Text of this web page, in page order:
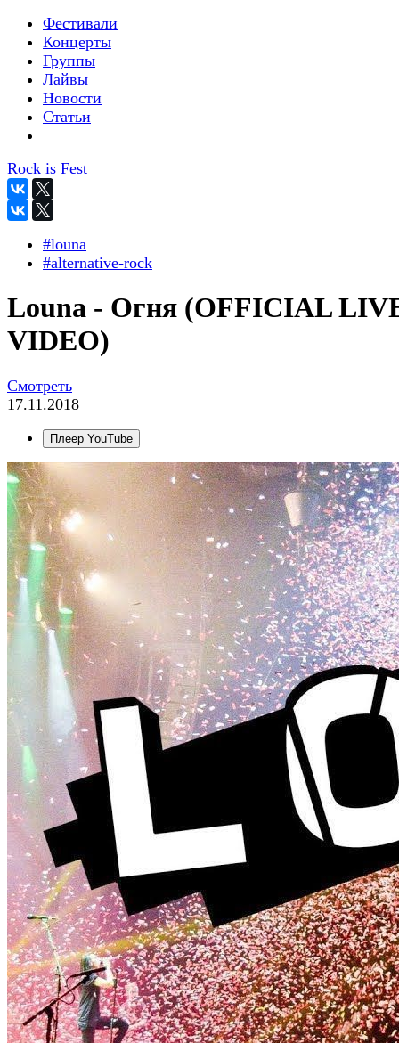
Фестивали
Концерты
Группы
Лайвы
Новости
Статьи
Rock is Fest
#louna
#alternative-rock
Louna - Огня (OFFICIAL
VIDEO)
Смотреть
17.11.2018
Плеер YouTube